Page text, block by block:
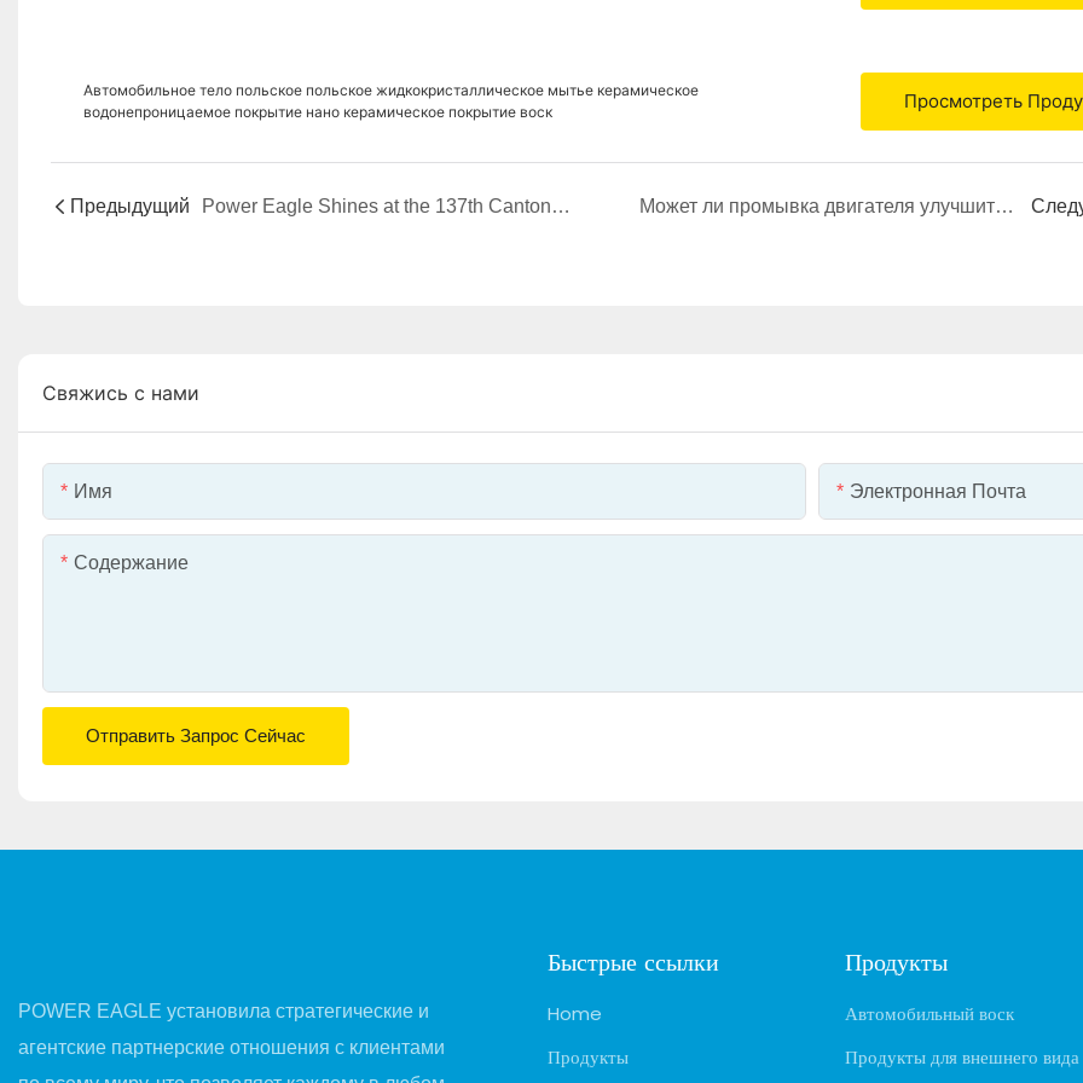
Автомобильное тело польское польское жидкокристаллическое мытье керамическое
водонепроницаемое покрытие нано керамическое покрытие воск
Просмотреть
Предыдущий Power Eagle Shines at the 137th Canton Fair Может ли промывка двигателя улучшить давление масла?
Свяжись с нами
Имя Электронная Почта
Содержание
Отправить Запрос Сейчас
POWER EAGLE установила стратегические и
агентские партнерские отношения с клиентами
Быстрые ссылки
Home
Продукты
Продукты
Автомобильный воск
Продукты для внешнего